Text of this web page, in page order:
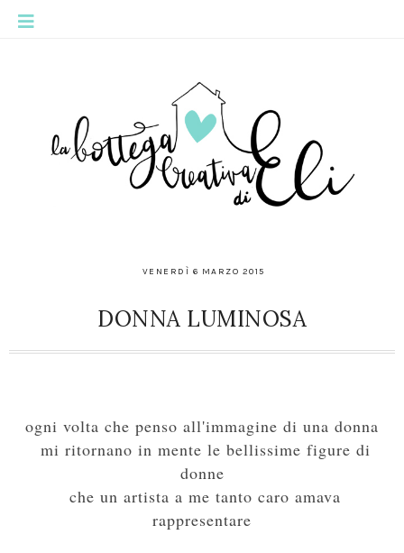
VENERDÌ 6 MARZO 2015
DONNA LUMINOSA
ogni volta che penso all'immagine di una donna
mi ritornano in mente le bellissime figure di
donne
che un artista a me tanto caro amava
rappresentare